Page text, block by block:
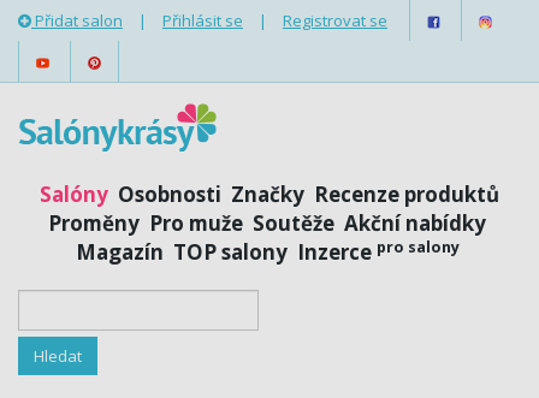
Přidat salon | Přihlásit se | Registrovat se
Salóny Osobnosti Značky Recenze produktů
Proměny Pro muže Soutěže Akční nabídky
Magazín TOP salony Inzerce pro salony